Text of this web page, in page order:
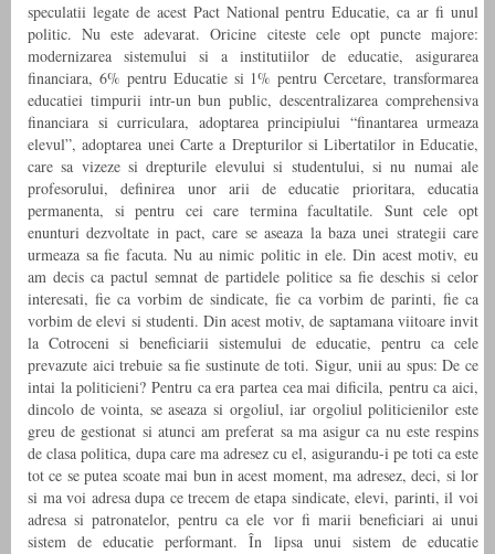
speculatii legate de acest Pact National pentru Educatie, ca ar fi unul
politic. Nu este adevarat. Oricine citeste cele opt puncte majore:
modernizarea sistemului si a institutiilor de educatie, asigurarea
financiara, 6% pentru Educatie si 1% pentru Cercetare, transformarea
educatiei timpurii intr-un bun public, descentralizarea comprehensiva
financiara si curriculara, adoptarea principiului “finantarea urmeaza
elevul”, adoptarea unei Carte a Drepturilor si Libertatilor in Educatie,
care sa vizeze si drepturile elevului si studentului, si nu numai ale
profesorului, definirea unor arii de educatie prioritara, educatia
permanenta, si pentru cei care termina facultatile. Sunt cele opt
enunturi dezvoltate in pact, care se aseaza la baza unei strategii care
urmeaza sa fie facuta. Nu au nimic politic in ele. Din acest motiv, eu
am decis ca pactul semnat de partidele politice sa fie deschis si celor
interesati, fie ca vorbim de sindicate, fie ca vorbim de parinti, fie ca
vorbim de elevi si studenti. Din acest motiv, de saptamana viitoare invit
la Cotroceni si beneficiarii sistemului de educatie, pentru ca cele
prevazute aici trebuie sa fie sustinute de toti. Sigur, unii au spus: De ce
intai la politicieni? Pentru ca era partea cea mai dificila, pentru ca aici,
dincolo de vointa, se aseaza si orgoliul, iar orgoliul politicienilor este
greu de gestionat si atunci am preferat sa ma asigur ca nu este respins
de clasa politica, dupa care ma adresez cu el, asigurandu-i pe toti ca este
tot ce se putea scoate mai bun in acest moment, ma adresez, deci, si lor
si ma voi adresa dupa ce trecem de etapa sindicate, elevi, parinti, il voi
adresa si patronatelor, pentru ca ele vor fi marii beneficiari ai unui
sistem de educatie performant. În lipsa unui sistem de educatie